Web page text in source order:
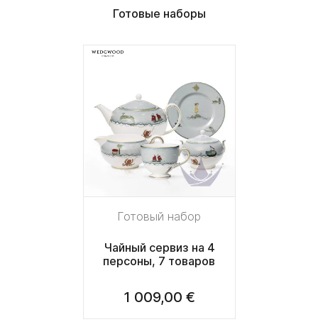
Готовые наборы
Готовый набор
Чайный сервиз на 4
персоны, 7 товаров
1 009,00 €